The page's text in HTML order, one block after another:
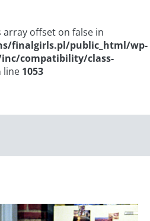
array offset on false in
finalgirls.pl/public_html/wp-
compatibility/class-
line 1053